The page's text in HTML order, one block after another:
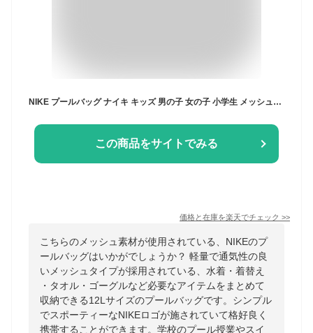
この商品をサイトでみる
価格と在庫を楽天でチェック >>
こちらのメッシュ素材が使用されている、NIKEのプ
ールバッグはいかがでしょうか？ 軽量で通気性の良
いメッシュタイプが採用されている、水着・着替え
・タオル・ゴーグルなど必要なアイテムをまとめて
収納できる12Lサイズのプールバッグです。シンプル
でスポーティーなNIKEロゴが施されていて格好良く
携帯することができます。学校のプール授業やスイ